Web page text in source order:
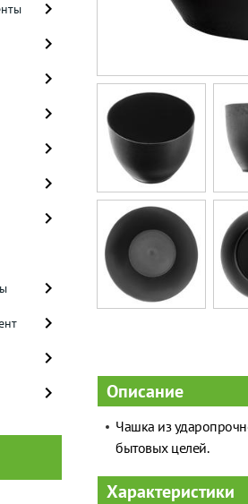
Описание
Чашка из
бытовых целей.
Характеристики